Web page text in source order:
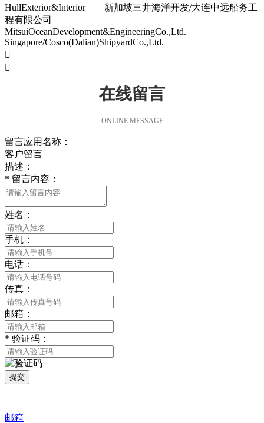
HullExterior&Interior 新加坡三井海洋开发/大连中远船务工
程有限公司
MitsuiOceanDevelopment&EngineeringCo.,Ltd.
Singapore/Cosco(Dalian)ShipyardCo.,Ltd.


在线留言
ONLINE MESSAGE
留言应用名称：
客户留言
描述：
* 留言内容：
姓名：
手机：
电话：
传真：
邮箱：
* 验证码：
提交
邮箱